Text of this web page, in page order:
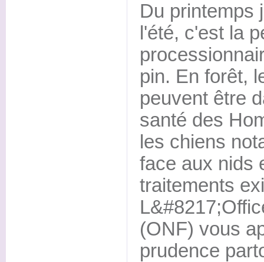
Du printemps
l'été, c'est la
pin. En forêt,
peuvent être
santé des
les chiens
face aux nids
traitements
(ONF) vous
prudence